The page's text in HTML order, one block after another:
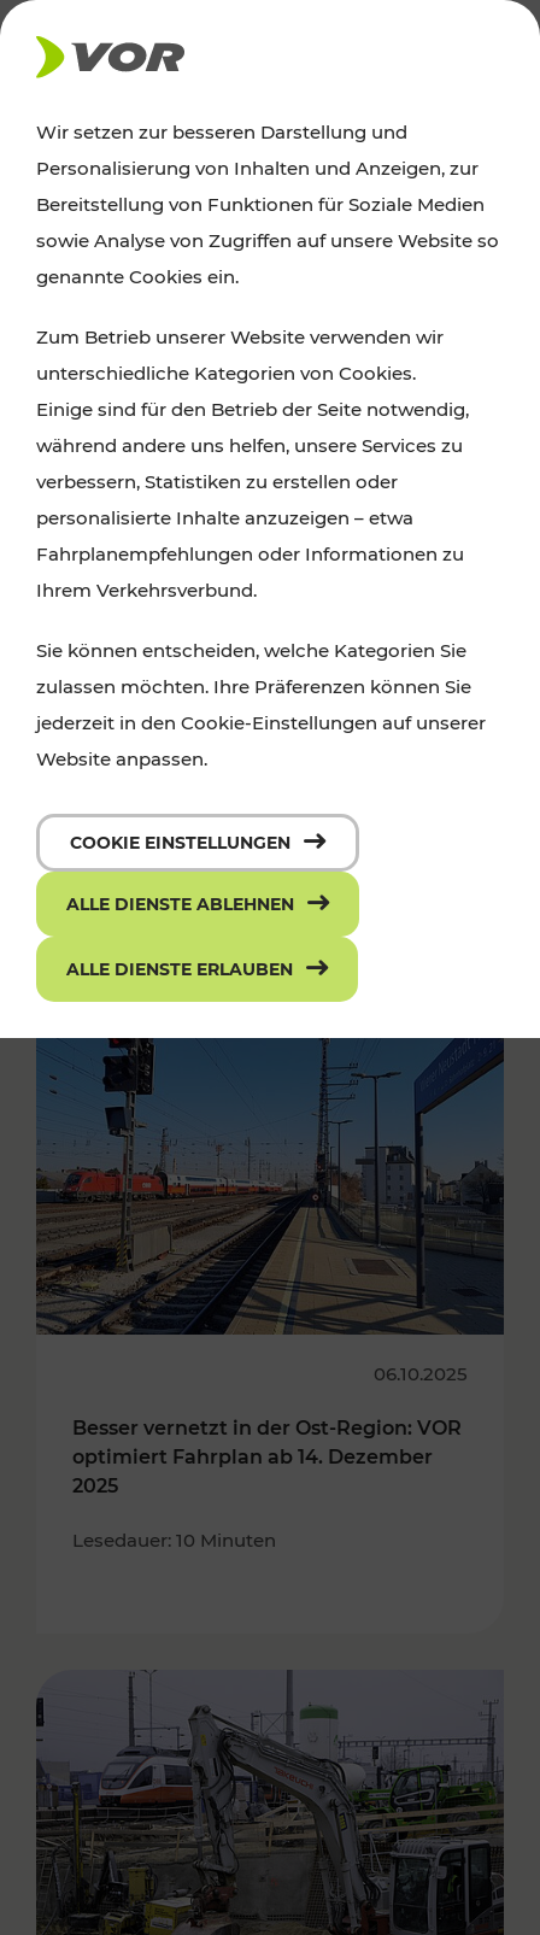
AKTUELLES
News
Alle wichtigen Meldungen zu Fahrplanänderungen,
finden Sie hier im Überblick.
06.10.2025
Besser vernetzt in der Ost-Region: VOR
optimiert Fahrplan ab 14. Dezember
2025
Lesedauer: 10 Minuten
Wir setzen zur besseren Darstellung und
Personalisierung von Inhalten und Anzeigen, zur
Bereitstellung von Funktionen für Soziale Medien
sowie Analyse von Zugriffen auf unsere Website so
genannte Cookies ein.
Zum Betrieb unserer Website verwenden wir
unterschiedliche Kategorien von Cookies.
Einige sind für den Betrieb der Seite notwendig,
während andere uns helfen, unsere Services zu
verbessern, Statistiken zu erstellen oder
personalisierte Inhalte anzuzeigen – etwa
Fahrplanempfehlungen oder Informationen zu
Ihrem Verkehrsverbund.
Sie können entscheiden, welche Kategorien Sie
zulassen möchten. Ihre Präferenzen können Sie
jederzeit in den Cookie-Einstellungen auf unserer
Website anpassen.
COOKIE EINSTELLUNGEN
ALLE DIENSTE ABLEHNEN
ALLE DIENSTE ERLAUBEN